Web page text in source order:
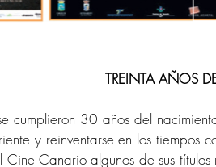
TREINTA AÑOS
cumplieron 30 años del
y reinventarse en los tiempos
Canario algunos de sus